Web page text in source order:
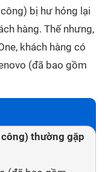
bị hư hỏng lại
hàng. Thế nhưng,
khách hàng có
(đã bao gồm
thường gặp